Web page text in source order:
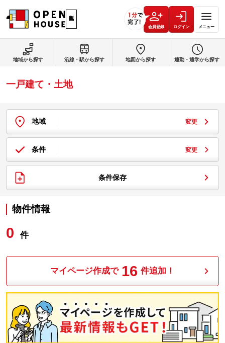
会員登録 ログイン メニュー
一戸建て・土地
地域 変更
条件 変更
条件保存
物件情報
0 件
マイページ作成で 16 件追加！
地域から探す 沿線・駅から探す 地図から探す 通勤・通学から探す